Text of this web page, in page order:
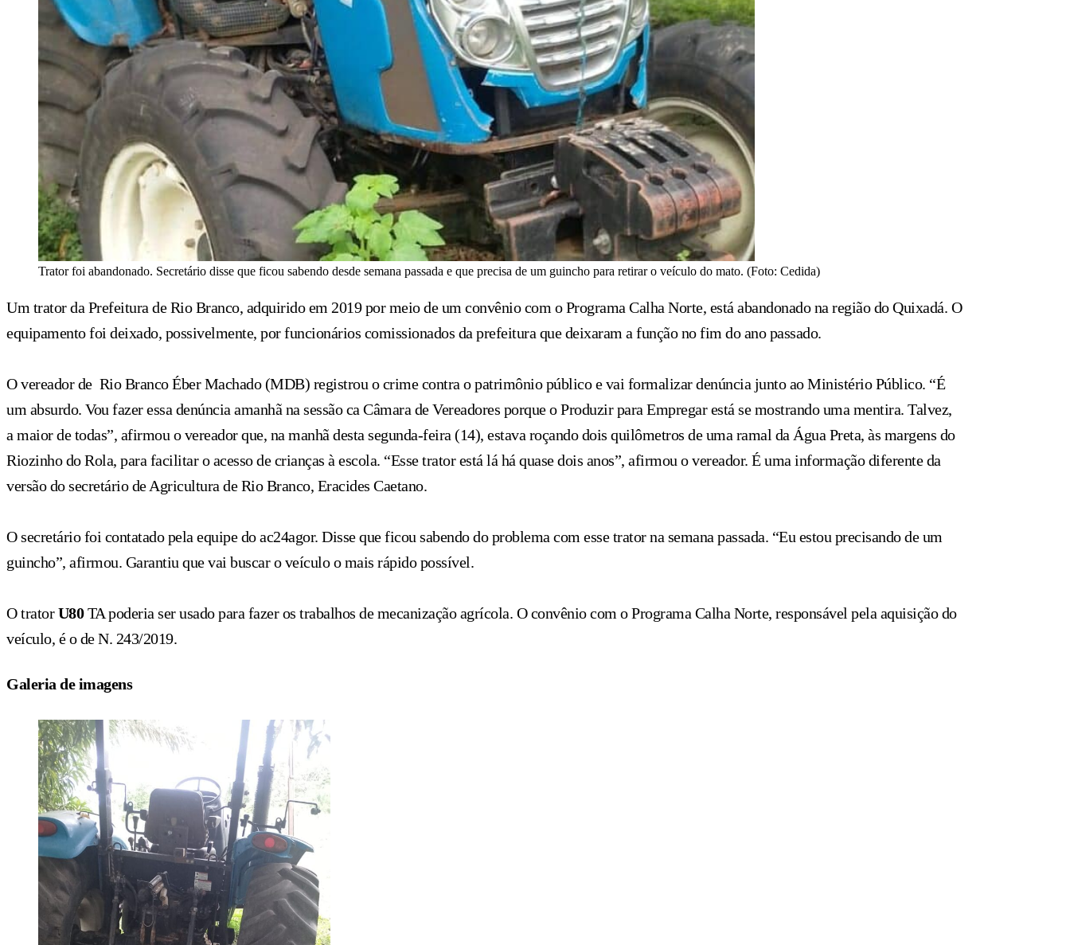
Trator foi abandonado. Secretário disse que ficou sabendo desde semana passada e que precisa de um guincho para retirar o veículo do mato. (Foto: Cedida)
Um trator da Prefeitura de Rio Branco, adquirido em 2019 por meio de um convênio com o Programa Calha Norte, está abandonado na região do Quixadá. O
equipamento foi deixado, possivelmente, por funcionários comissionados da prefeitura que deixaram a função no fim do ano passado.
O vereador de Rio Branco Éber Machado (MDB) registrou o crime contra o patrimônio público e vai formalizar denúncia junto ao Ministério Público. “É
um absurdo. Vou fazer essa denúncia amanhã na sessão ca Câmara de Vereadores porque o Produzir para Empregar está se mostrando uma mentira. Talvez,
a maior de todas”, afirmou o vereador que, na manhã desta segunda-feira (14), estava roçando dois quilômetros de uma ramal da Água Preta, às margens do
Riozinho do Rola, para facilitar o acesso de crianças à escola. “Esse trator está lá há quase dois anos”, afirmou o vereador. É uma informação diferente da
versão do secretário de Agricultura de Rio Branco, Eracides Caetano.
O secretário foi contatado pela equipe do ac24agor. Disse que ficou sabendo do problema com esse trator na semana passada. “Eu estou precisando de um
guincho”, afirmou. Garantiu que vai buscar o veículo o mais rápido possível.
O tratorU80TA poderia ser usado para fazer os trabalhos de mecanização agrícola. O convênio com o Programa Calha Norte, responsável pela aquisição do
veículo, é o de N. 243/2019.
Galeria de imagens